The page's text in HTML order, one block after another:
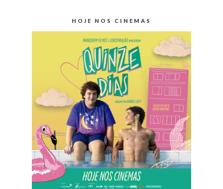
HOJE NOS CINEMAS